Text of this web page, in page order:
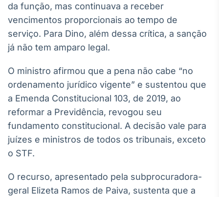
Cotações e
headlines de
notícias
Widgets
Componentes
para conteúdos e
funcionalidades
Broadcast
Wallboard
displays e telas
da função, mas continuava a receber
vencimentos proporcionais ao tempo de
serviço. Para Dino, além dessa crítica, a sanção
já não tem amparo legal.
O ministro afirmou que a pena não cabe “no
ordenamento jurídico vigente” e sustentou que
a Emenda Constitucional 103, de 2019, ao
reformar a Previdência, revogou seu
fundamento constitucional. A decisão vale para
juízes e ministros de todos os tribunais, exceto
o STF.
O recurso, apresentado pela subprocuradora-
geral Elizeta Ramos de Paiva, sustenta que a